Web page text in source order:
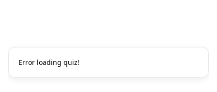
Error loading quiz!